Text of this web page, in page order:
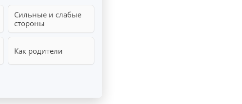
Сильные и слабые
стороны
Как родители